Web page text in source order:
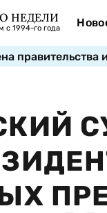
НЕДЕЛИ
с 1994-го года
правительства